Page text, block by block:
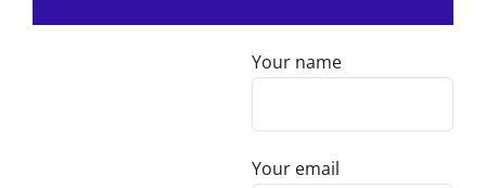
Your name
Your email